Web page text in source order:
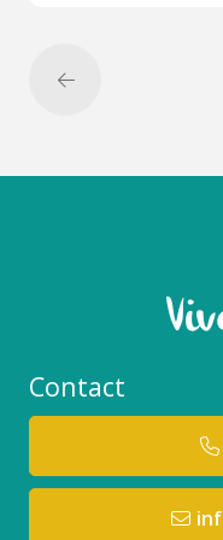
huidtype
De Apricot
Goed te
om te combineren.
Contact